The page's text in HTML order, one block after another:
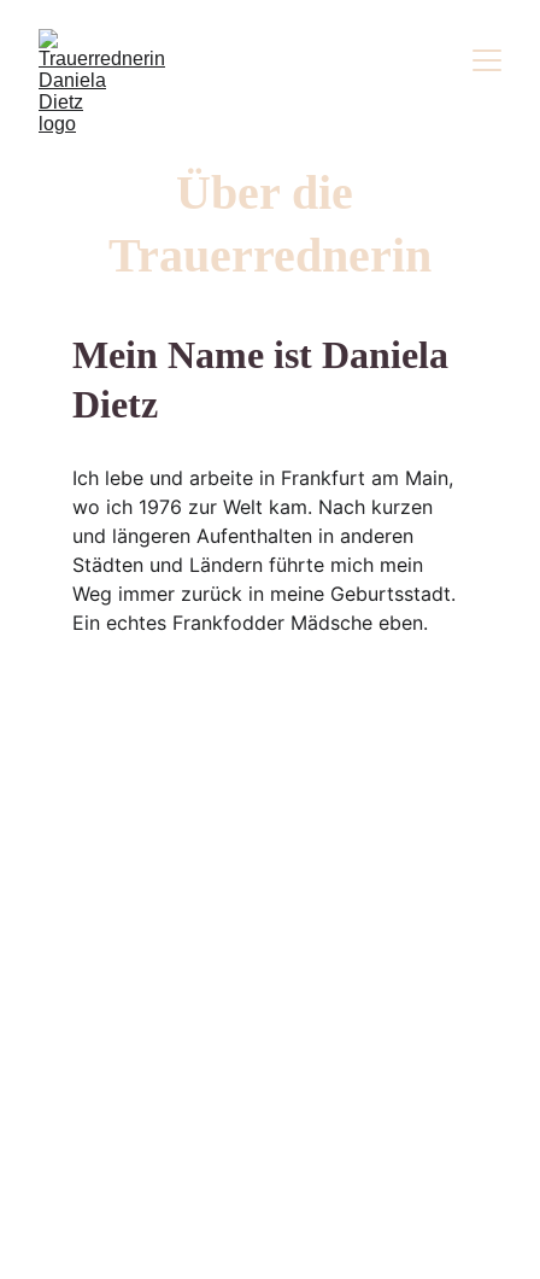
Über die
Trauerrednerin
Mein Name ist Daniela
Dietz
Ich lebe und arbeite in Frankfurt am Main,
wo ich 1976 zur Welt kam. Nach kurzen
und längeren Aufenthalten in anderen
Städten und Ländern führte mich mein
Weg immer zurück in meine Geburtsstadt.
Ein echtes Frankfodder Mädsche eben.